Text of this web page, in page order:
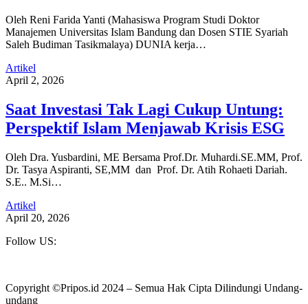
Oleh Reni Farida Yanti (Mahasiswa Program Studi Doktor
Manajemen Universitas Islam Bandung dan Dosen STIE Syariah
Saleh Budiman Tasikmalaya) DUNIA kerja…
Artikel
April 2, 2026
Saat Investasi Tak Lagi Cukup Untung:
Perspektif Islam Menjawab Krisis ESG
Oleh Dra. Yusbardini, ME Bersama Prof.Dr. Muhardi.SE.MM, Prof.
Dr. Tasya Aspiranti, SE,MM dan Prof. Dr. Atih Rohaeti Dariah.
S.E.. M.Si…
Artikel
April 20, 2026
Follow US:
Copyright ©Pripos.id 2024 – Semua Hak Cipta Dilindungi Undang-
undang